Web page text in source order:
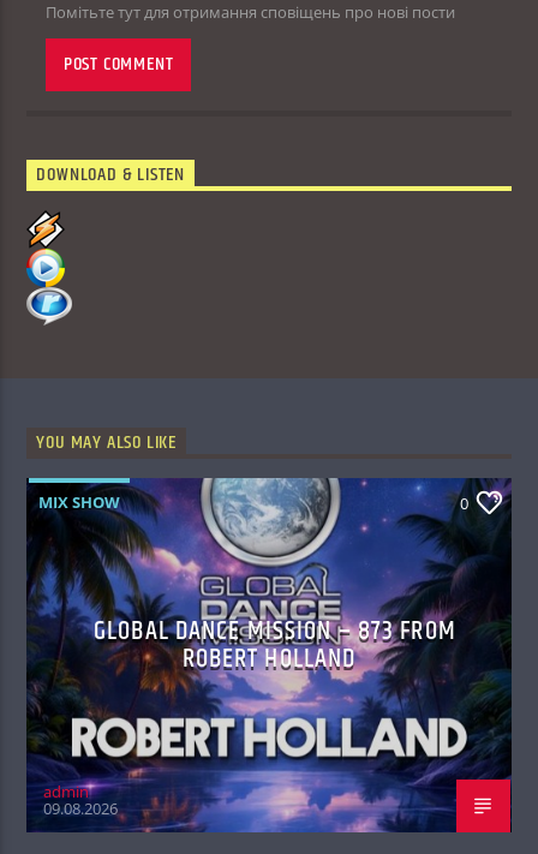
Помітьте тут для отримання сповіщень про нові пости
DOWNLOAD & LISTEN
YOU MAY ALSO LIKE
MIX SHOW 0
GLOBAL DANCE MISSION – 873 FROM
ROBERT HOLLAND
admin
09.08.2026